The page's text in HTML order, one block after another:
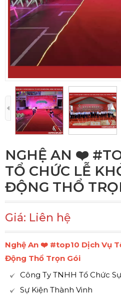
NGHỆ AN ❤️️
TỔ CHỨC LỄ
ĐỘNG THỔ
Giá: Liên hệ
Nghệ An ❤️️ #top10 Dịch Vụ
Động Thổ Trọn Gói
Công Ty TNHH Tổ Chức
Sự Kiện Thành Vinh